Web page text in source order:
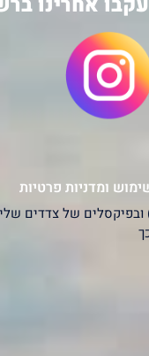
ומדניות פרטיות